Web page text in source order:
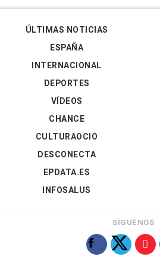
ÚLTIMAS NOTICIAS
ESPAÑA
INTERNACIONAL
DEPORTES
VÍDEOS
CHANCE
CULTURAOCIO
DESCONECTA
EPDATA.ES
INFOSALUS
SÍGUENOS